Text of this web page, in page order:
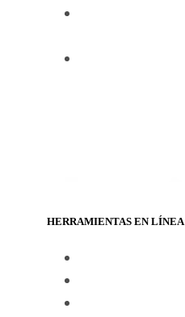
HERRAMIENTAS EN LÍNEA